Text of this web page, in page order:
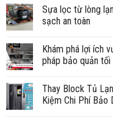
Sựa lọc từ lòng
sạch an toàn
Khám phá lợi ích
pháp bảo quản
Thay Block Tủ
Kiệm Chi Phí Bảo